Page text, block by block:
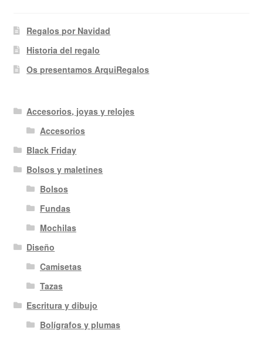
Regalos por Navidad
Historia del regalo
Os presentamos ArquiRegalos
Accesorios, joyas y relojes
Accesorios
Black Friday
Bolsos y maletines
Bolsos
Fundas
Mochilas
Diseño
Camisetas
Tazas
Escritura y dibujo
Bolígrafos y plumas